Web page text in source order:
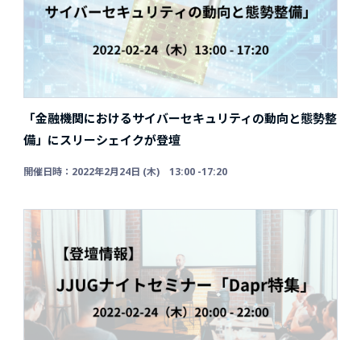
「金融機関におけるサイバーセキュリティの動向と態勢整
備」にスリーシェイクが登壇
開催日時：2022年2月24日 (木) 13:00 -17:20